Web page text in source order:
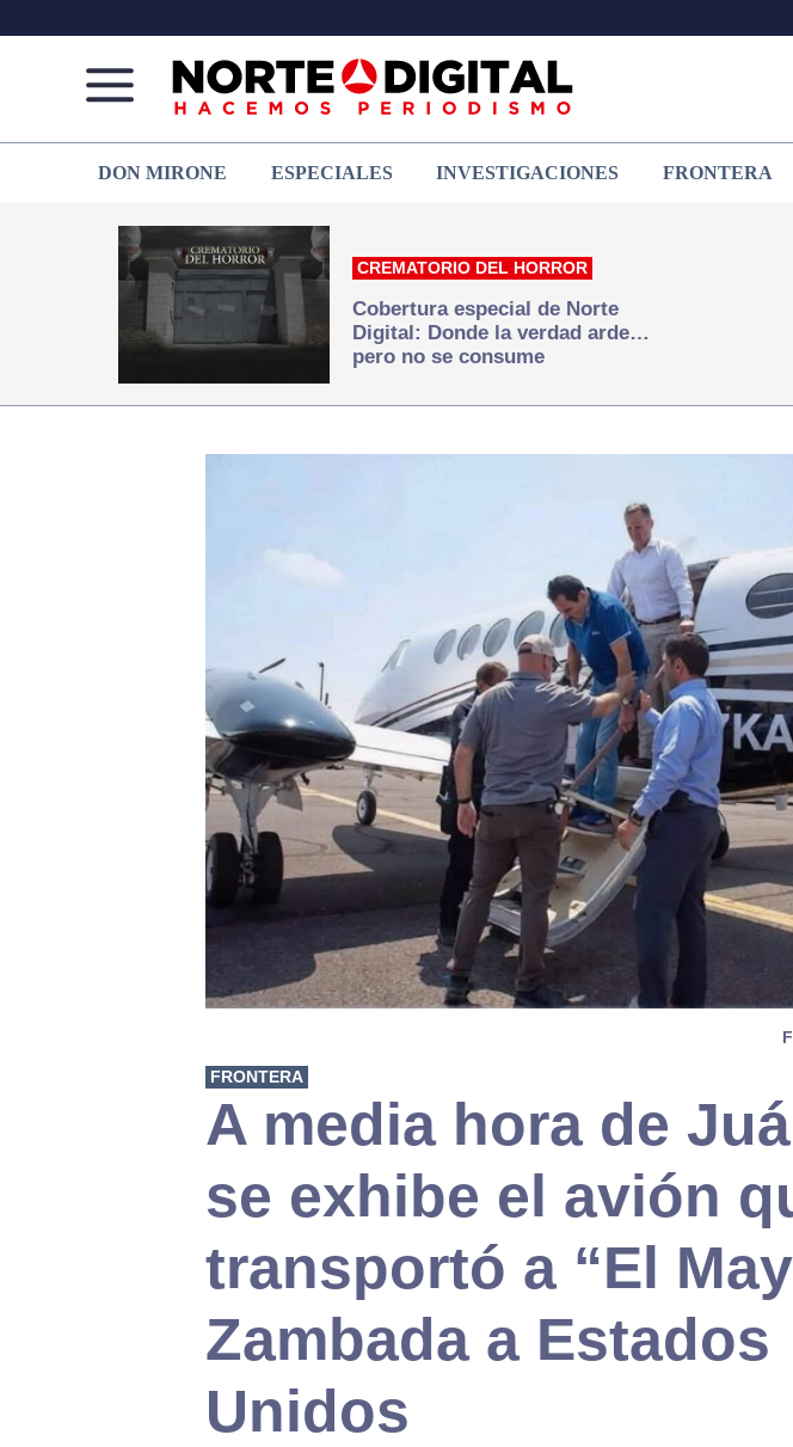
de
Juárez
que
hacemos periodismo
DON MIRONE ESPECIALES INVESTIGACIONES FRONTERA
CREMATORIO DEL HORROR
Cobertura especial de Norte
Digital: Donde la verdad arde…
pero no se consume
FRONTERA
A media hora de
se exhibe el avión
transportó a “El
Zambada a Estados
Unidos